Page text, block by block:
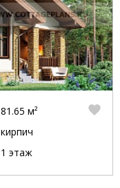
81.65 м²
кирпич
1 этаж